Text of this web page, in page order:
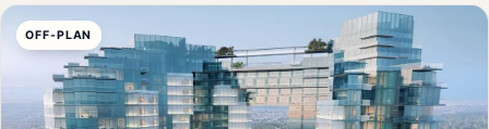
OFF-PLAN